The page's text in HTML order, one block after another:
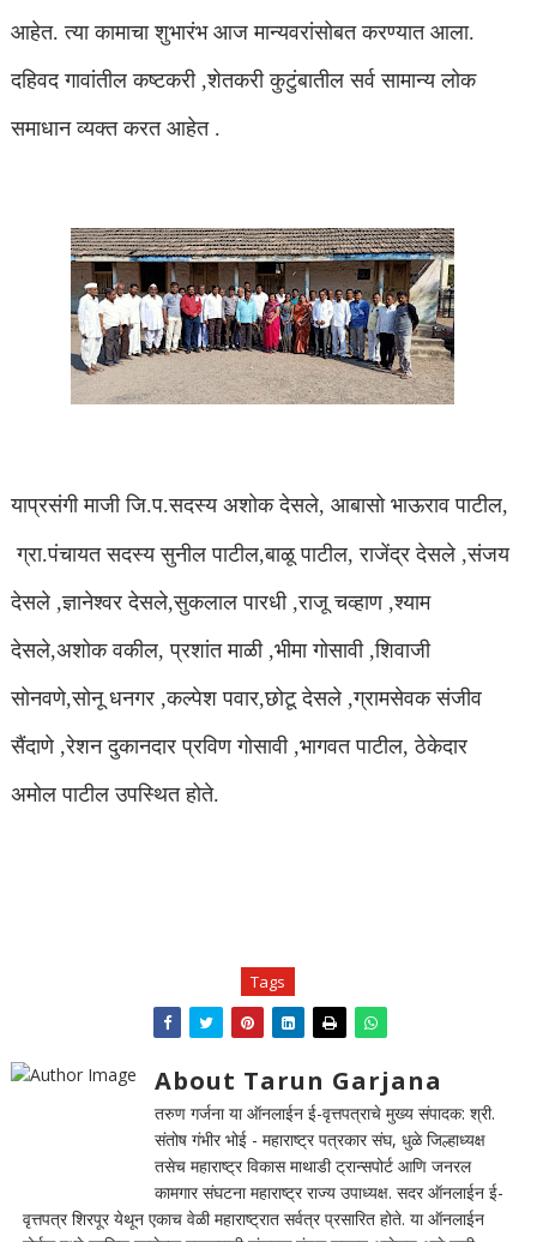
आहेत. त्या कामाचा शुभारंभ आज मान्यवरांसोबत करण्यात आला.
दहिवद गावांतील कष्टकरी ,शेतकरी कुटुंबातील सर्व सामान्य लोक
समाधान व्यक्त करत आहेत .
याप्रसंगी माजी जि.प.सदस्य अशोक देसले, आबासो भाऊराव पाटील,
ग्रा.पंचायत सदस्य सुनील पाटील,बाळू पाटील, राजेंद्र देसले ,संजय
देसले ,ज्ञानेश्वर देसले,सुकलाल पारधी ,राजू चव्हाण ,श्याम
देसले,अशोक वकील, प्रशांत माळी ,भीमा गोसावी ,शिवाजी
सोनवणे,सोनू धनगर ,कल्पेश पवार,छोटू देसले ,ग्रामसेवक संजीव
सैंदाणे ,रेशन दुकानदार प्रविण गोसावी ,भागवत पाटील, ठेकेदार
अमोल पाटील उपस्थित होते.
Tags
About Tarun Garjana
तरुण गर्जना या ऑनलाईन ई-वृत्तपत्राचे मुख्य संपादक: श्री.
संतोष गंभीर भोई - महाराष्ट्र पत्रकार संघ, धुळे जिल्हाध्यक्ष
तसेच महाराष्ट्र विकास माथाडी ट्रान्सपोर्ट आणि जनरल
कामगार संघटना महाराष्ट्र राज्य उपाध्यक्ष. सदर ऑनलाईन ई-
वृत्तपत्र शिरपूर येथून एकाच वेळी महाराष्ट्रात सर्वत्र प्रसारित होते. या ऑनलाईन